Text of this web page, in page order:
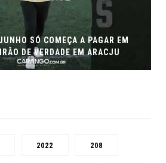
SÓ COMEÇA A PAGAR EM
DE VERDADE EM ARACJU
2022 208